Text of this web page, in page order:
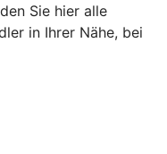
Sie hier alle
in Ihrer Nähe, bei